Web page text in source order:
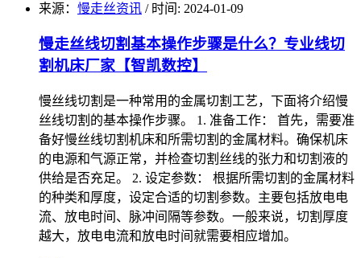
来源： 慢走丝资讯 / 时间: 2024-01-09
慢走丝线切割基本操作步骤是什么？专业线切
割机床厂家【智凯数控】
慢丝线切割是一种常用的金属切割工艺，下面将介绍慢
丝线切割的基本操作步骤。 1. 准备工作： 首先，需要准
备好慢丝线切割机床和所需切割的金属材料。确保机床
的电源和气源正常，并检查切割丝线的张力和切割液的
供给是否充足。 2. 设定参数： 根据所需切割的金属材料
的种类和厚度，设定合适的切割参数。主要包括放电电
流、放电时间、脉冲间隔等参数。一般来说，切割厚度
越大，放电电流和放电时间就需要相应增加。